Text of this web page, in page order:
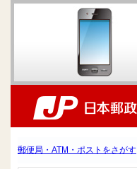
郵便局・ATM・ポストをさがす